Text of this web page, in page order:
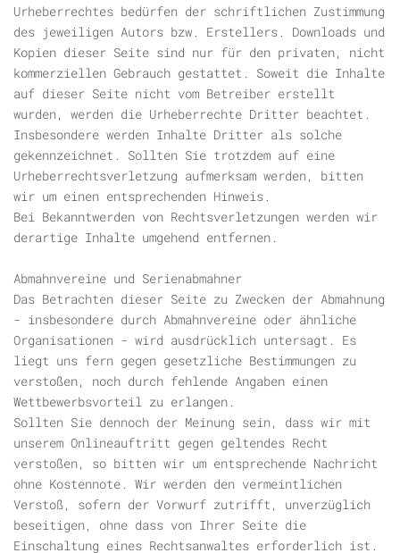
Urheberrechtes bedürfen der schriftlichen Zustimmung
des jeweiligen Autors bzw. Erstellers. Downloads und
Kopien dieser Seite sind nur für den privaten, nicht
kommerziellen Gebrauch gestattet. Soweit die Inhalte
auf dieser Seite nicht vom Betreiber erstellt
wurden, werden die Urheberrechte Dritter beachtet.
Insbesondere werden Inhalte Dritter als solche
gekennzeichnet. Sollten Sie trotzdem auf eine
Urheberrechtsverletzung aufmerksam werden, bitten
wir um einen entsprechenden Hinweis.
Bei Bekanntwerden von Rechtsverletzungen werden wir
derartige Inhalte umgehend entfernen.
Abmahnvereine und Serienabmahner
Das Betrachten dieser Seite zu Zwecken der Abmahnung
- insbesondere durch Abmahnvereine oder ähnliche
Organisationen - wird ausdrücklich untersagt. Es
liegt uns fern gegen gesetzliche Bestimmungen zu
verstoßen, noch durch fehlende Angaben einen
Wettbewerbsvorteil zu erlangen.
Sollten Sie dennoch der Meinung sein, dass wir mit
unserem Onlineauftritt gegen geltendes Recht
verstoßen, so bitten wir um entsprechende Nachricht
ohne Kostennote. Wir werden den vermeintlichen
Verstoß, sofern der Vorwurf zutrifft, unverzüglich
beseitigen, ohne dass von Ihrer Seite die
Einschaltung eines Rechtsanwaltes erforderlich ist.